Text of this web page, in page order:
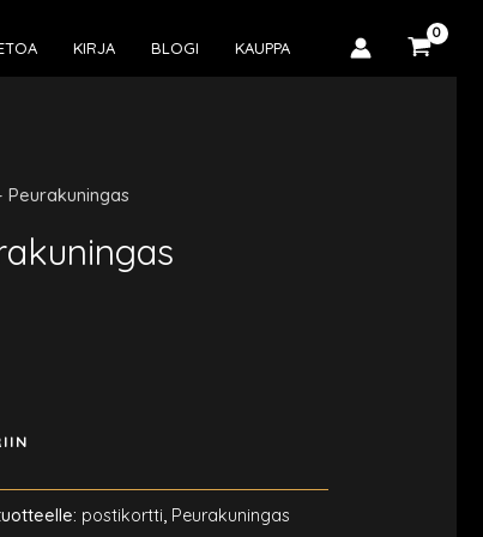
KIRJA BLOGI KAUPPA
postikortti, Peurakuningas